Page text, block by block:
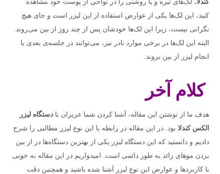
کندلا، لک‌های تیره و یا روشنی را در نواحی از پوست خود مشاهده
کنید، این لک‌ها یکی از عوارض استفاده از این لیزر است و جای هیچ
نگرانی نیست، زیرا این لک‌ها خودشان پس از چند روز از بین می‌روند.
البته این لک‌ها در برخی موارد نادر نیز، می‌توانند در جلسه‌ی بعدی با
انجام لیزر از بین بروند.
کلام آخر
هدف ما از نوشتن این مقاله، آشنا کردن شما عزیزان بادستگاه لیزر
الکس کندلا بود. در این مقاله در رابطه با این نوع لیزر مطالبی را شرح
دادیم و دانستید که این دستگاه لیزر یکی از بهترین دستگاه‌ها در از بین
بردن موهای زائد به طور دائمی است. امیدواریم در این مقاله به خوبی
با کاربردها و عوارض این نوع لیزر آشنا شده باشید و همچنین دقت